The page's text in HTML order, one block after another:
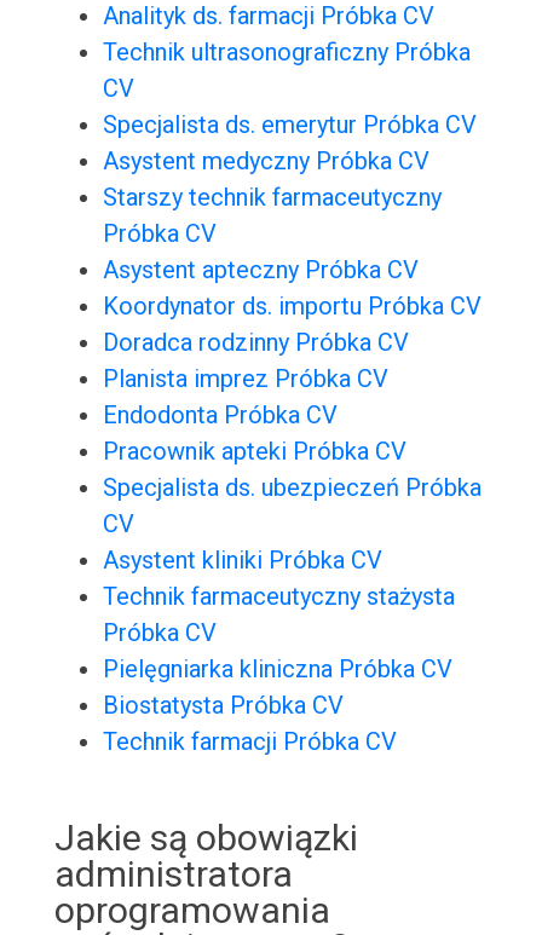
Analityk ds. farmacji Próbka CV
Technik ultrasonograficzny Próbka
CV
Specjalista ds. emerytur Próbka CV
Asystent medyczny Próbka CV
Starszy technik farmaceutyczny
Próbka CV
Asystent apteczny Próbka CV
Koordynator ds. importu Próbka CV
Doradca rodzinny Próbka CV
Planista imprez Próbka CV
Endodonta Próbka CV
Pracownik apteki Próbka CV
Specjalista ds. ubezpieczeń Próbka
CV
Asystent kliniki Próbka CV
Technik farmaceutyczny stażysta
Próbka CV
Pielęgniarka kliniczna Próbka CV
Biostatysta Próbka CV
Technik farmacji Próbka CV
Jakie są obowiązki
administratora
oprogramowania